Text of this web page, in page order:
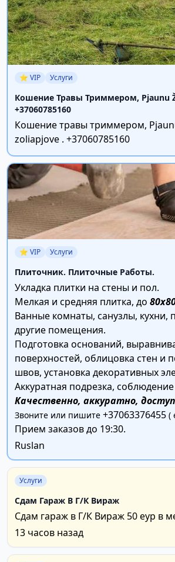
⭐ VIP Услуги
Кошение Травы Триммером, Pjaunu
+37060785160
Кошение травы триммером,
zoliapjove . +37060785160
⭐ VIP Услуги
Плиточник. Плиточные Работы.
Укладка плитки на стены и пол.
Мелкая и средняя плитка, до
Ванные комнаты, санузлы, кухни,
другие помещения.
Подготовка оснований,
поверхностей, облицовка стен и
швов, установка декоративных
Аккуратная подрезка,
Качественно, аккуратно,
Звоните или пишите +37063376455 (
Прием заказов до 19:30.
Ruslan
Услуги
Сдам Гараж В Г/К Вираж
Сдам гараж в Г/К Вираж 50 еур в
пол года вперед т 0 626 27 826
13 часов назад